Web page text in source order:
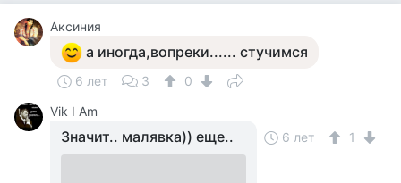
Аксиния
а иногда,вопреки...... стучимся
6 лет 3
0
Vik I Am
Значит.. малявка)) еще.. 6 лет 1